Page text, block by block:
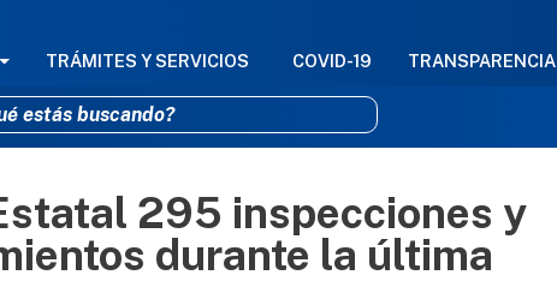
Pasar al contenido principal
PRINCIPAL
TRÁMITES Y SERVICIOS COVID-19 TRANSPARENCIA
295 inspecciones y
durante la última